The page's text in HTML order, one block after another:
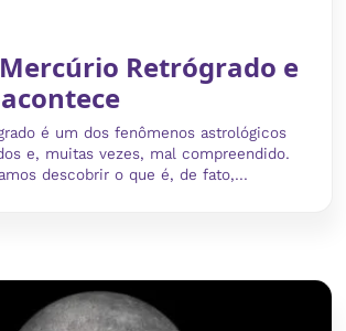
Retrógrado e
é um dos fenômenos astrológicos
e, muitas vezes, mal compreendido.
descobrir o que é, de fato,...